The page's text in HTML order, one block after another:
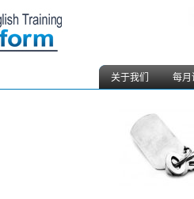
关于我们
每月